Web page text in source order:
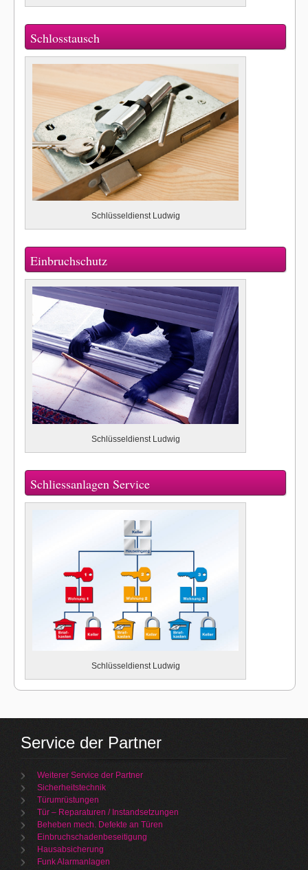
Schlosstausch
Schlüsseldienst Ludwig
Einbruchschutz
Schlüsseldienst Ludwig
Schliessanlagen Service
Schlüsseldienst Ludwig
Service der Partner
Weiterer Service der Partner
Sicherheitstechnik
Türumrüstungen
Tür – Reparaturen / Instandsetzungen
Beheben mech. Defekte an Türen
Einbruchschadenbeseitigung
Hausabsicherung
Funk Alarmanlagen